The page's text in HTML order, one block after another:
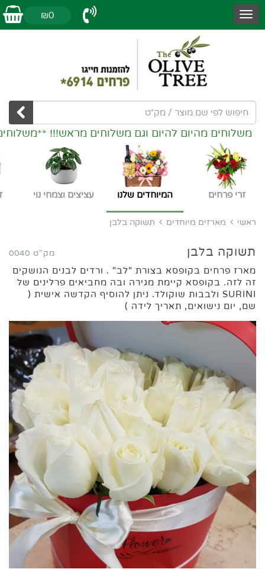
₪0
משלוחים מהיום להיום וגם משלוחים מראש!!!
זרי פרחים המיוחדים שלנו עציצים וצמחי נוי
ראשי מארזים מיוחדים תשוקה בלבן
תשוקה בלבן מק"ט 0040
מארז פרחים בקופסא בצורת "לב" . ורדים לבנים הנושקים
זה לזה. בקופסא קיימת מגירה ובה מחביאים פרלינים של
SURINI ולבבות שוקולד. ניתן להוסיף הקדשה אישית (
שם, יום נישואים, תאריך לידה )